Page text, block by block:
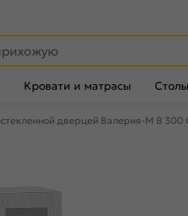
Кровати и матрасы
дверцей Валерия-М В